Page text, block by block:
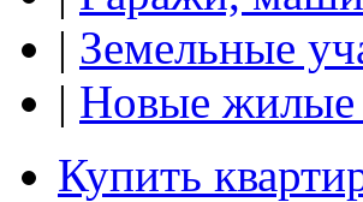
| Земельные
| Новые жилые
Купить